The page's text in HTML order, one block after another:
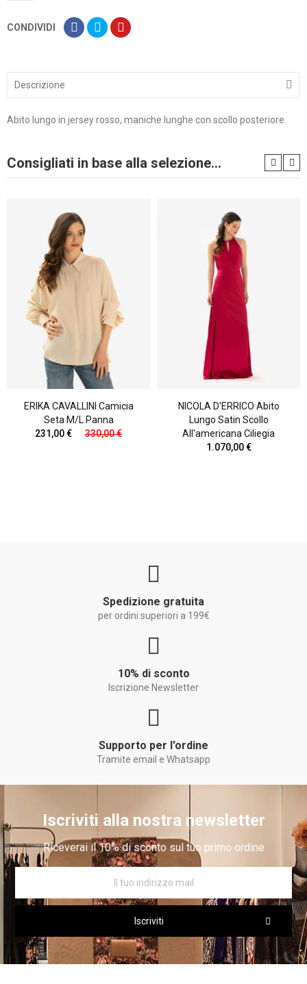
CONDIVIDI
Descrizione
Abito lungo in jersey rosso, maniche lunghe con scollo posteriore.
Consigliati in base alla selezione...
ERIKA CAVALLINI Camicia
Seta M/l Panna
231,00 €
330,00 €
NICOLA D'ERRICO Abito
Lungo Satin Scollo
All'americana Ciliegia
1.070,00 €
Spedizione gratuita
per ordini superiori a 199€
10% di sconto
Iscrizione Newsletter
Supporto per l'ordine
Tramite email e Whatsapp
Iscriviti alla nostra newsletter
Riceverai il 10% di sconto sul tuo primo ordine
Iscriviti